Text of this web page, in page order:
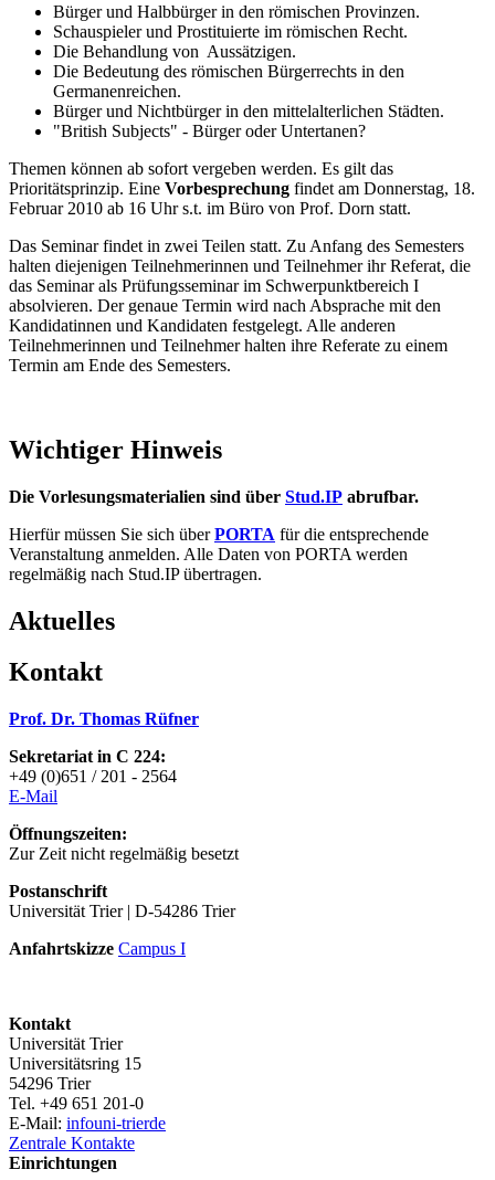
Bürger und Halbbürger in den römischen Provinzen.
Schauspieler und Prostituierte im römischen Recht.
Die Behandlung von Aussätzigen.
Die Bedeutung des römischen Bürgerrechts in den
Germanenreichen.
Bürger und Nichtbürger in den mittelalterlichen Städten.
"British Subjects" - Bürger oder Untertanen?
Themen können ab sofort vergeben werden. Es gilt das
Prioritätsprinzip. Eine Vorbesprechung findet am Donnerstag, 18.
Februar 2010 ab 16 Uhr s.t. im Büro von Prof. Dorn statt.
Das Seminar findet in zwei Teilen statt. Zu Anfang des Semesters
halten diejenigen Teilnehmerinnen und Teilnehmer ihr Referat, die
das Seminar als Prüfungsseminar im Schwerpunktbereich I
absolvieren. Der genaue Termin wird nach Absprache mit den
Kandidatinnen und Kandidaten festgelegt. Alle anderen
Teilnehmerinnen und Teilnehmer halten ihre Referate zu einem
Termin am Ende des Semesters.
Wichtiger Hinweis
Die Vorlesungsmaterialien sind über Stud.IP abrufbar.
Hierfür müssen Sie sich über PORTA für die entsprechende
Veranstaltung anmelden. Alle Daten von PORTA werden
regelmäßig nach Stud.IP übertragen.
Aktuelles
Kontakt
Prof. Dr. Thomas Rüfner
Sekretariat in C 224:
+49 (0)651 / 201 - 2564
E-Mail
Öffnungszeiten:
Zur Zeit nicht regelmäßig besetzt
Postanschrift
Universität Trier | D-54286 Trier
Anfahrtskizze Campus I
Kontakt
Universität Trier
Universitätsring 15
54296 Trier
Tel. +49 651 201-0
E-Mail: infouni-trierde
Zentrale Kontakte
Einrichtungen